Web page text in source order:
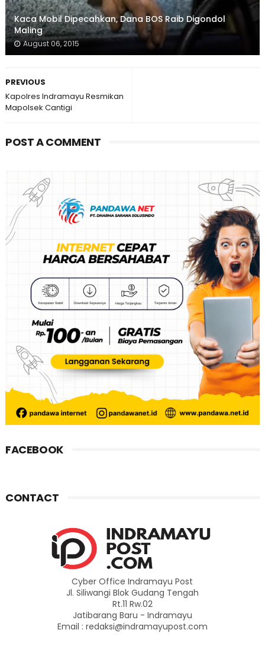
Kaca Mobil Dipecahkan, Dana BOS Raib Digondol
Maling
August 06, 2015
PREVIOUS
Kapolres Indramayu Resmikan
Mapolsek Cantigi
POST A COMMENT
FACEBOOK
CONTACT
Cyber Office Indramayu Post
Jl. Siliwangi Blok Gudang Tengah
Rt.11 Rw.02
Jatibarang Baru - Indramayu
Email : redaksi@indramayupost.com